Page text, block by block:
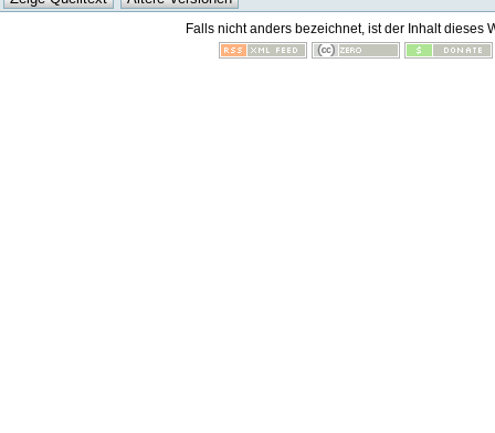
Falls nicht anders bezeichnet, ist der Inhalt dieses